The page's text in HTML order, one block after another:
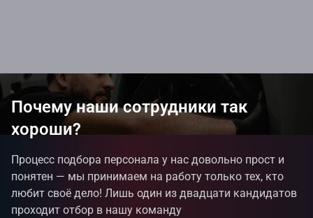
Почему наши сотрудники так
хороши?
Процесс подбора персонала у нас довольно прост и
понятен — мы принимаем на работу только тех, кто
любит своё дело! Лишь один из двадцати кандидатов
проходит отбор в нашу команду